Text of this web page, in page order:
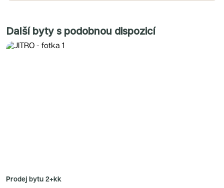
Další byty s podobnou dispozicí
Prodej bytu 2+kk